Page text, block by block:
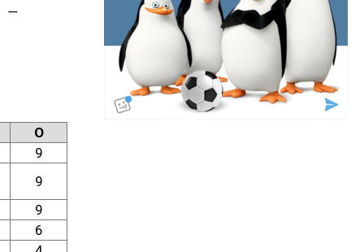
—
О
9
9
9
6